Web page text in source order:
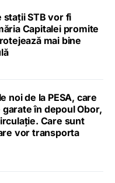
stații STB vor fi
Capitalei promite
mai bine
noi de la PESA, care
în depoul Obor,
Care sunt
vor transporta